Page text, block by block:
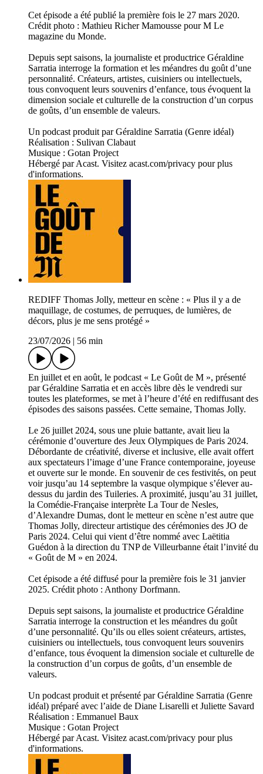
Cet épisode a été publié la première fois le 27 mars 2020.
Crédit photo : Mathieu Richer Mamousse pour M Le
magazine du Monde.
Depuis sept saisons, la journaliste et productrice Géraldine
Sarratia interroge la formation et les méandres du goût d’une
personnalité. Créateurs, artistes, cuisiniers ou intellectuels,
tous convoquent leurs souvenirs d’enfance, tous évoquent la
dimension sociale et culturelle de la construction d’un corpus
de goûts, d’un ensemble de valeurs.
Un podcast produit par Géraldine Sarratia (Genre idéal)
Réalisation : Sulivan Clabaut
Musique : Gotan Project
Hébergé par Acast. Visitez acast.com/privacy pour plus
d'informations.
REDIFF Thomas Jolly, metteur en scène : « Plus il y a de
maquillage, de costumes, de perruques, de lumières, de
décors, plus je me sens protégé »
23/07/2026
56 min
En juillet et en août, le podcast « Le Goût de M », présenté
par Géraldine Sarratia et en accès libre dès le vendredi sur
toutes les plateformes, se met à l’heure d’été en rediffusant des
épisodes des saisons passées. Cette semaine, Thomas Jolly.
Le 26 juillet 2024, sous une pluie battante, avait lieu la
cérémonie d’ouverture des Jeux Olympiques de Paris 2024.
Débordante de créativité, diverse et inclusive, elle avait offert
aux spectateurs l’image d’une France contemporaine, joyeuse
et ouverte sur le monde. En souvenir de ces festivités, on peut
voir jusqu’au 14 septembre la vasque olympique s’élever au-
dessus du jardin des Tuileries. A proximité, jusqu’au 31 juillet,
la Comédie-Française interprète La Tour de Nesles,
d’Alexandre Dumas, dont le metteur en scène n’est autre que
Thomas Jolly, directeur artistique des cérémonies des JO de
Paris 2024. Celui qui vient d’être nommé avec Laëtitia
Guédon à la direction du TNP de Villeurbanne était l’invité du
« Goût de M » en 2024.
Cet épisode a été diffusé pour la première fois le 31 janvier
2025. Crédit photo : Anthony Dorfmann.
Depuis sept saisons, la journaliste et productrice Géraldine
Sarratia interroge la construction et les méandres du goût
d’une personnalité. Qu’ils ou elles soient créateurs, artistes,
cuisiniers ou intellectuels, tous convoquent leurs souvenirs
d’enfance, tous évoquent la dimension sociale et culturelle de
la construction d’un corpus de goûts, d’un ensemble de
valeurs.
Un podcast produit et présenté par Géraldine Sarratia (Genre
idéal) préparé avec l’aide de Diane Lisarelli et Juliette Savard
Réalisation : Emmanuel Baux
Musique : Gotan Project
Hébergé par Acast. Visitez acast.com/privacy pour plus
d'informations.